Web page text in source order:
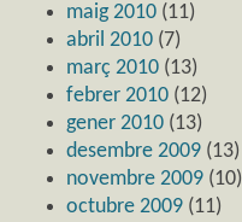
maig 2010 (11)
abril 2010 (7)
març 2010 (13)
febrer 2010 (12)
gener 2010 (13)
desembre 2009 (13)
novembre 2009 (10)
octubre 2009 (11)